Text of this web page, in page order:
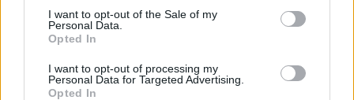
consent section.
I want to opt-out of the Sale of my
Personal Data.
Opted In
I want to opt-out of processing my
Personal Data for Targeted Advertising.
Opted In